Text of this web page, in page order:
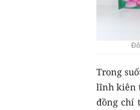
Trong
lĩnh kiên
đồng chí